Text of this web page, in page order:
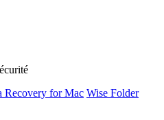
Recovery for Mac Wise Folder